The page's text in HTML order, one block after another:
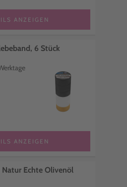
ANZEIGEN
6 Stück
ANZEIGEN
Echte Olivenöl